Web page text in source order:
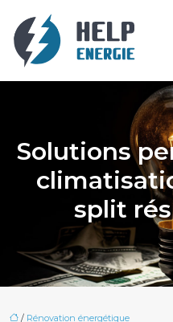
Solutions
split
/ Rénovation énergétique